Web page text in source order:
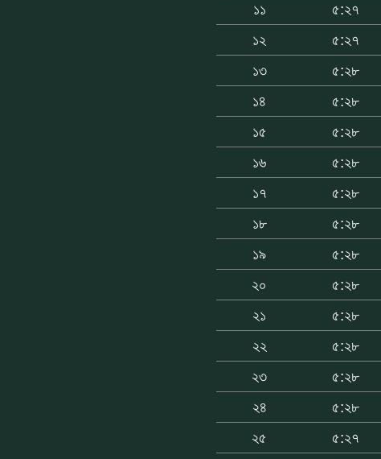
১১
৫:২৭
১২
৫:২৭
১৩
৫:২৮
১৪
৫:২৮
১৫
৫:২৮
১৬
৫:২৮
১৭
৫:২৮
১৮
৫:২৮
১৯
৫:২৮
২০
৫:২৮
২১
৫:২৮
২২
৫:২৮
২৩
৫:২৮
২৪
৫:২৮
২৫
৫:২৭